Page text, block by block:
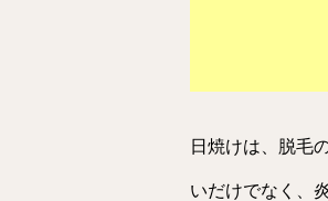
日焼けは、脱毛
いだけでなく、